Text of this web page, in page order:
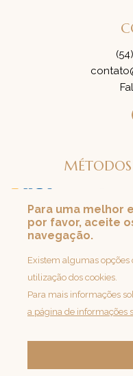
Para uma melhor
por favor, aceite
navegação.
Existem algumas
utilização dos cookies.
Para mais informações
a página de informações